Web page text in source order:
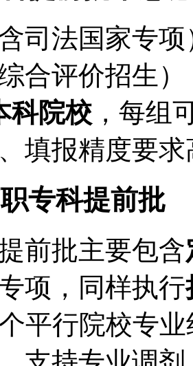
司法国家专
合评价招生）
科院校 ，每组
填报精度要求
职专科提前批
前批主要包含
项，同样执行
平行院校专